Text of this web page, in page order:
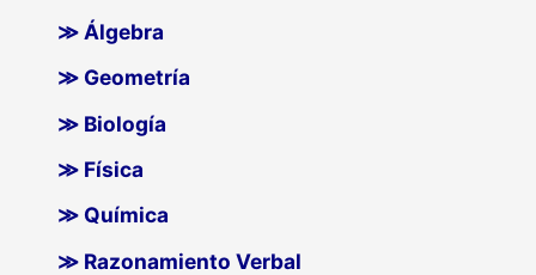
≫ Álgebra
≫ Geometría
≫ Biología
≫ Física
≫ Química
≫ Razonamiento Verbal